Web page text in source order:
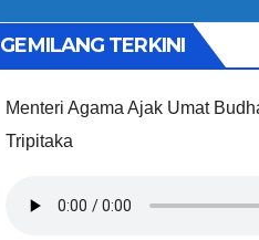
GEMILANG TERKINI
Menteri Agama Ajak Umat
Tripitaka